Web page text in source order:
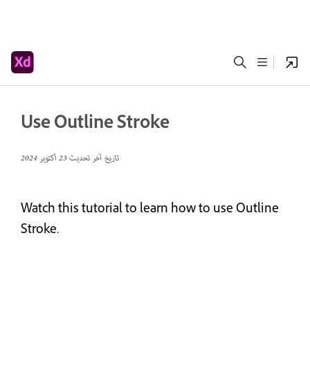
Use Outline Stroke
تاريخ آخر تحديث23 أكتوبر 2024
Watch this tutorial to learn how to use Outline
Stroke.